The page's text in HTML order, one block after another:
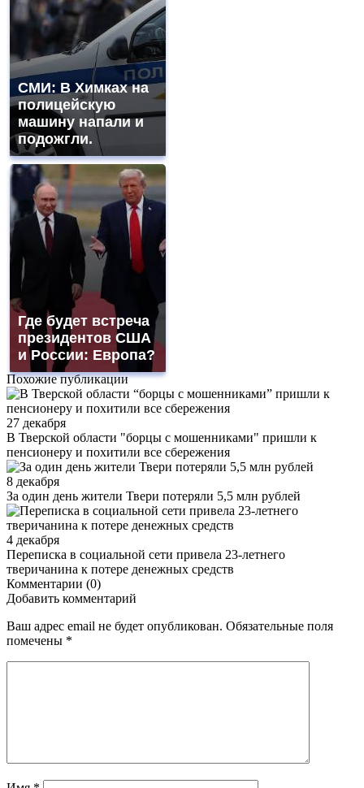
СМИ: В Химках на
полицейскую
машину напали и
подожгли.
Где будет встреча
президентов США
и России: Европа?
Похожие публикации
27 декабря
В Тверской области "борцы с мошенниками" пришли к
пенсионеру и похитили все сбережения
8 декабря
За один день жители Твери потеряли 5,5 млн рублей
4 декабря
Переписка в социальной сети привела 23-летнего
тверичанина к потере денежных средств
Комментарии (0)
Добавить комментарий
Ваш адрес email не будет опубликован. Обязательные поля
помечены *